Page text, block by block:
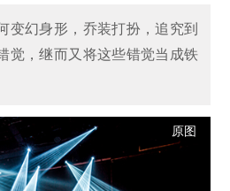
变幻身形，乔装打扮，追究到
觉，继而又将这些错觉当成铁
原图